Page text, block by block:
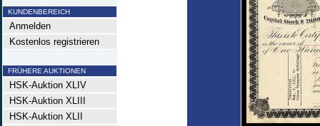
KUNDENBEREICH
Anmelden
Kostenlos registrieren
FRÜHERE AUKTIONEN
HSK-Auktion XLIV
HSK-Auktion XLIII
HSK-Auktion XLII